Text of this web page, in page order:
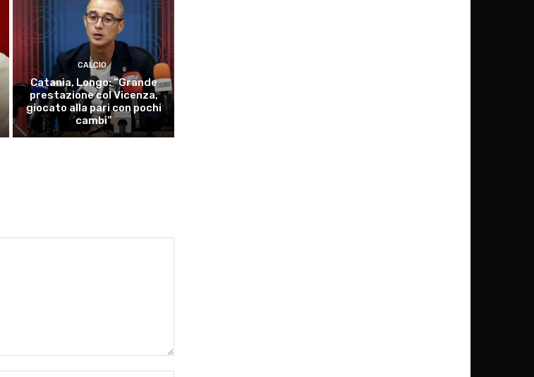
CALCIO
Catania, Longo: “Grande
prestazione col Vicenza,
giocato alla pari con pochi
cambi”